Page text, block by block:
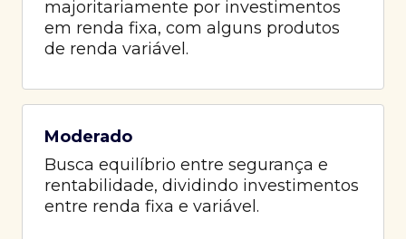
majoritariamente por investimentos
em renda fixa, com alguns produtos
de renda variável.
Moderado
Busca equilíbrio entre segurança e
rentabilidade, dividindo investimentos
entre renda fixa e variável.